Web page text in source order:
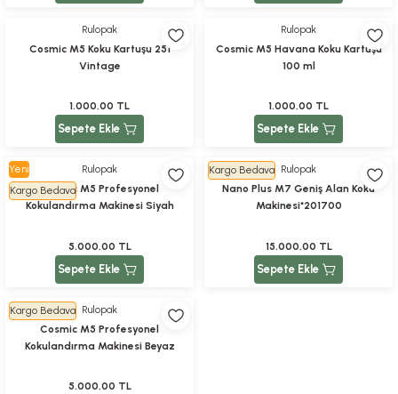
Rulopak
Cosmic M5 Koku Kartuşu 251
Vintage
1.000,00 TL
Sepete Ekle
Rulopak
Cosmic M5 Havana Koku Kartuşu
100 ml
1.000,00 TL
Sepete Ekle
Yeni
Kargo Bedava
Rulopak
Cosmic M5 Profesyonel
Kokulandırma Makinesi Siyah
5.000,00 TL
Sepete Ekle
Kargo Bedava Rulopak
Nano Plus M7 Geniş Alan Koku
Makinesi*201700
15.000,00 TL
Sepete Ekle
Kargo Bedava Rulopak
Cosmic M5 Profesyonel
Kokulandırma Makinesi Beyaz
5.000,00 TL